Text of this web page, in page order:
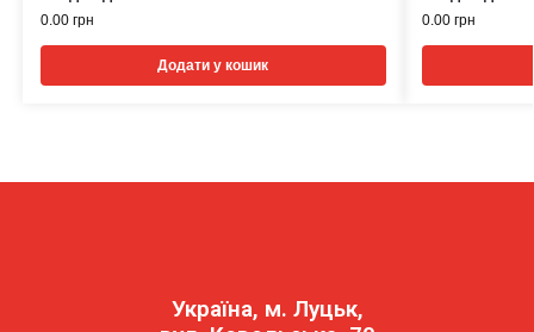
0.00 грн
Додати у кошик
0.00 грн
Україна, м. Луцьк,